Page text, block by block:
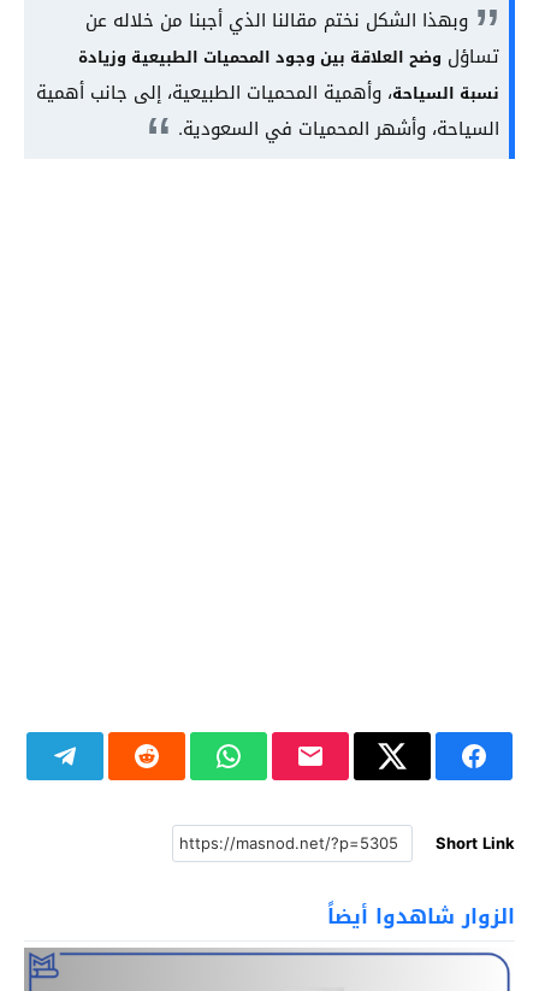
وبهذا الشكل نختم مقالنا الذي أجبنا من خلاله عن
تساؤل وضح العلاقة بين وجود المحميات الطبيعية وزيادة
نسبة السياحة، وأهمية المحميات الطبيعية، إلى جانب أهمية
السياحة، وأشهر المحميات في السعودية.
Short Link
الزوار شاهدوا أيضاً